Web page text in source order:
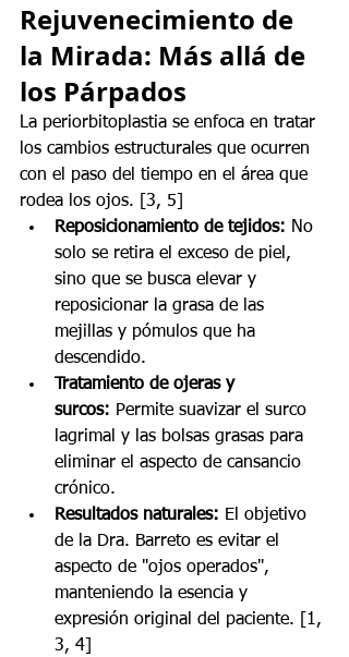
Rejuvenecimiento de
la Mirada: Más allá de
los Párpados
La periorbitoplastia se enfoca en tratar
los cambios estructurales que ocurren
con el paso del tiempo en el área que
rodea los ojos. [3, 5]
Reposicionamiento de tejidos: No
solo se retira el exceso de piel,
sino que se busca elevar y
reposicionar la grasa de las
mejillas y pómulos que ha
descendido.
Tratamiento de ojeras y
surcos: Permite suavizar el surco
lagrimal y las bolsas grasas para
eliminar el aspecto de cansancio
crónico.
Resultados naturales: El objetivo
de la Dra. Barreto es evitar el
aspecto de "ojos operados",
manteniendo la esencia y
expresión original del paciente. [1,
3, 4]